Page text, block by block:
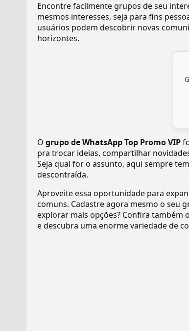
Encontre facilmente grupos de seu
mesmos interesses, seja para fins
usuários podem descobrir novas
horizontes.
O grupo de WhatsApp Top Promo VIP
pra trocar ideias, compartilhar
Seja qual for o assunto, aqui sempre
descontraída.
Aproveite essa oportunidade para
comuns. Cadastre agora mesmo o seu
explorar mais opções? Confira também
e descubra uma enorme variedade de